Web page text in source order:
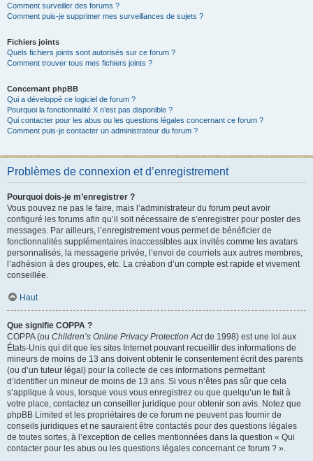
Comment surveiller des forums ?
Comment puis-je supprimer mes surveillances de sujets ?
Fichiers joints
Quels fichiers joints sont autorisés sur ce forum ?
Comment trouver tous mes fichiers joints ?
Concernant phpBB
Qui a développé ce logiciel de forum ?
Pourquoi la fonctionnalité X n’est pas disponible ?
Qui contacter pour les abus ou les questions légales concernant ce forum ?
Comment puis-je contacter un administrateur du forum ?
Problèmes de connexion et d’enregistrement
Pourquoi dois-je m’enregistrer ?
Vous pouvez ne pas le faire, mais l’administrateur du forum peut avoir
configuré les forums afin qu’il soit nécessaire de s’enregistrer pour poster des
messages. Par ailleurs, l’enregistrement vous permet de bénéficier de
fonctionnalités supplémentaires inaccessibles aux invités comme les avatars
personnalisés, la messagerie privée, l’envoi de courriels aux autres membres,
l’adhésion à des groupes, etc. La création d’un compte est rapide et vivement
conseillée.
Haut
Que signifie COPPA ?
COPPA (ou Children’s Online Privacy Protection Actde 1998) est une loi aux
États-Unis qui dit que les sites Internet pouvant recueillir des informations de
mineurs de moins de 13 ans doivent obtenir le consentement écrit des parents
(ou d’un tuteur légal) pour la collecte de ces informations permettant
d’identifier un mineur de moins de 13 ans. Si vous n’êtes pas sûr que cela
s’applique à vous, lorsque vous vous enregistrez ou que quelqu’un le fait à
votre place, contactez un conseiller juridique pour obtenir son avis. Notez que
phpBB Limited et les propriétaires de ce forum ne peuvent pas fournir de
conseils juridiques et ne sauraient être contactés pour des questions légales
de toutes sortes, à l’exception de celles mentionnées dans la question « Qui
contacter pour les abus ou les questions légales concernant ce forum ? ».